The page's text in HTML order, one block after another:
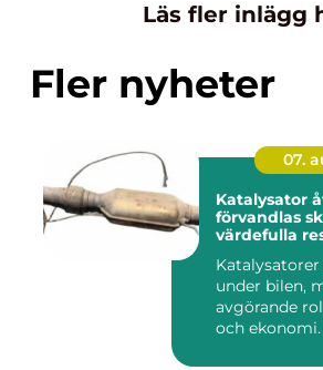
Läs fler inlägg
Fler nyheter
07.
Katalysator
förvandlas
värdefulla
under bilen,
avgörande
och ekonomi.